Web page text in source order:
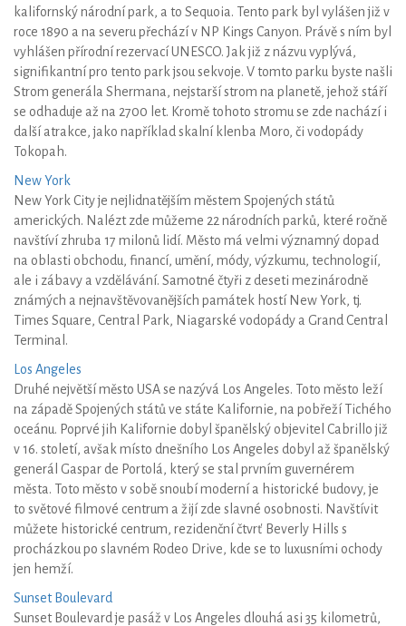
kalifornský národní park, a to Sequoia. Tento park byl vylášen již v
roce 1890 a na severu přechází v NP Kings Canyon. Právě s ním byl
vyhlášen přírodní rezervací UNESCO. Jak již z názvu vyplývá,
signifikantní pro tento park jsou sekvoje. V tomto parku byste našli
Strom generála Shermana, nejstarší strom na planetě, jehož stáří
se odhaduje až na 2700 let. Kromě tohoto stromu se zde nachází i
další atrakce, jako například skalní klenba Moro, či vodopády
Tokopah.
New York
New York City je nejlidnatějším městem Spojených států
amerických. Nalézt zde můžeme 22 národních parků, které ročně
navštíví zhruba 17 milonů lidí. Město má velmi významný dopad
na oblasti obchodu, financí, umění, módy, výzkumu, technologií,
ale i zábavy a vzdělávání. Samotné čtyři z deseti mezinárodně
známých a nejnavštěvovanějších památek hostí New York, tj.
Times Square, Central Park, Niagarské vodopády a Grand Central
Terminal.
Los Angeles
Druhé největší město USA se nazývá Los Angeles. Toto město leží
na západě Spojených států ve státe Kalifornie, na pobřeží Tichého
oceánu. Poprvé jih Kalifornie dobyl španělský objevitel Cabrillo již
v 16. století, avšak místo dnešního Los Angeles dobyl až španělský
generál Gaspar de Portolá, který se stal prvním guvernérem
města. Toto město v sobě snoubí moderní a historické budovy, je
to světové filmové centrum a žijí zde slavné osobnosti. Navštívit
můžete historické centrum, rezidenční čtvrť Beverly Hills s
procházkou po slavném Rodeo Drive, kde se to luxusními ochody
jen hemží.
Sunset Boulevard
Sunset Boulevard je pasáž v Los Angeles dlouhá asi 35 kilometrů,